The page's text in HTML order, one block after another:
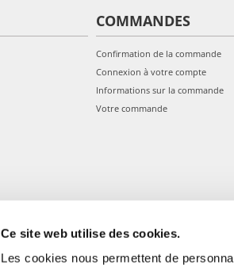
Ce site web utilise des cookies.
Les cookies nous permettent de
COMMANDES
Confirmation de la commande
Connexion à votre compte
Informations sur la commande
Votre commande